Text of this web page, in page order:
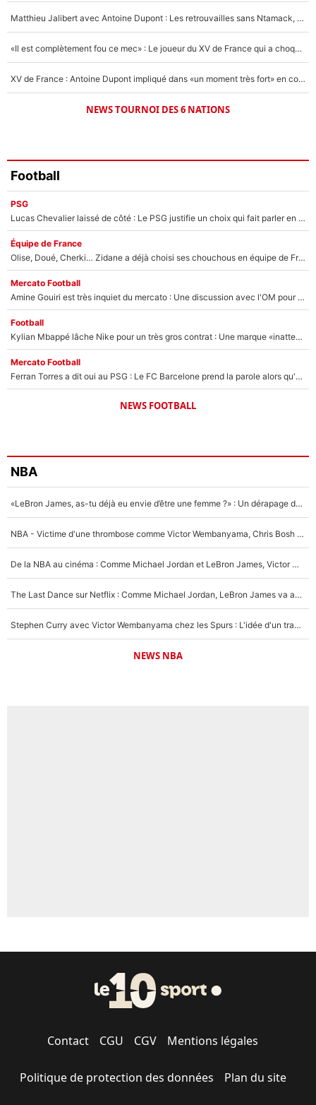
Matthieu Jalibert avec Antoine Dupont : Les retrouvailles sans Ntamack, «il y a eu des discussions»
«Il est complètement fou ce mec» : Le joueur du XV de France qui a choqué Matthieu Jalibert !
XV de France : Antoine Dupont impliqué dans «un moment très fort» en coulisses
NEWS TOURNOI DES 6 NATIONS
Football
PSG
Lucas Chevalier laissé de côté : Le PSG justifie un choix qui fait parler en plein mercato
Équipe de France
Olise, Doué, Cherki… Zidane a déjà choisi ses chouchous en équipe de France ? L’IA annonce des surprises sans Kylian Mbappé !
Mercato Football
Amine Gouiri est très inquiet du mercato : Une discussion avec l'OM pour acter son transfert !
Football
Kylian Mbappé lâche Nike pour un très gros contrat : Une marque «inattendue» va frapper très fort
Mercato Football
Ferran Torres a dit oui au PSG : Le FC Barcelone prend la parole alors qu'un transfert de l'attaquant espagnol prend forme
NEWS FOOTBALL
NBA
«LeBron James, as-tu déjà eu envie d’être une femme ?» : Un dérapage de Donald Trump sur la superstar de la NBA refait surface
NBA - Victime d'une thrombose comme Victor Wembanyama, Chris Bosh prévient le Français des risques sur sa santé : «J’ai failli mourir sur le coup et j’ai été ramené à la vie»
De la NBA au cinéma : Comme Michael Jordan et LeBron James, Victor Wembanyama rêve d'une carrière d'acteur !
The Last Dance sur Netflix : Comme Michael Jordan, LeBron James va avoir le droit à sa série !
Stephen Curry avec Victor Wembanyama chez les Spurs : L'idée d'un trade historique est lancée en NBA !
NEWS NBA
Contact CGU CGV Mentions légales
Politique de protection des données Plan du site